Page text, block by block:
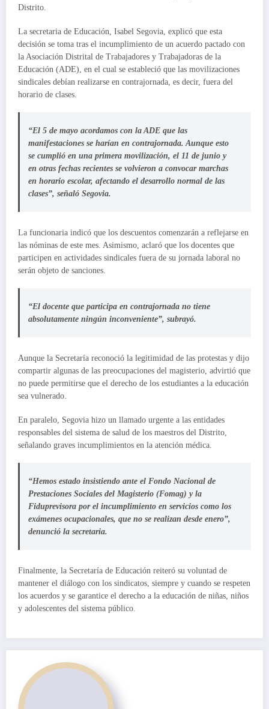
Distrito.
La secretaria de Educación, Isabel Segovia, explicó que esta
decisión se toma tras el incumplimiento de un acuerdo pactado con
la Asociación Distrital de Trabajadores y Trabajadoras de la
Educación (ADE), en el cual se estableció que las movilizaciones
sindicales debían realizarse en contrajornada, es decir, fuera del
horario de clases.
“El 5 de mayo acordamos con la ADE que las
manifestaciones se harían en contrajornada. Aunque esto
se cumplió en una primera movilización, el 11 de junio y
en otras fechas recientes se volvieron a convocar marchas
en horario escolar, afectando el desarrollo normal de las
clases”, señaló Segovia.
La funcionaria indicó que los descuentos comenzarán a reflejarse en
las nóminas de este mes. Asimismo, aclaró que los docentes que
participen en actividades sindicales fuera de su jornada laboral no
serán objeto de sanciones.
“El docente que participa en contrajornada no tiene
absolutamente ningún inconveniente”, subrayó.
Aunque la Secretaría reconoció la legitimidad de las protestas y dijo
compartir algunas de las preocupaciones del magisterio, advirtió que
no puede permitirse que el derecho de los estudiantes a la educación
sea vulnerado.
En paralelo, Segovia hizo un llamado urgente a las entidades
responsables del sistema de salud de los maestros del Distrito,
señalando graves incumplimientos en la atención médica.
“Hemos estado insistiendo ante el Fondo Nacional de
Prestaciones Sociales del Magisterio (Fomag) y la
Fiduprevisora por el incumplimiento en servicios como los
exámenes ocupacionales, que no se realizan desde enero”,
denunció la secretaria.
Finalmente, la Secretaría de Educación reiteró su voluntad de
mantener el diálogo con los sindicatos, siempre y cuando se respeten
los acuerdos y se garantice el derecho a la educación de niñas, niños
y adolescentes del sistema público.